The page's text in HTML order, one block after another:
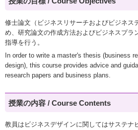
修士論文（ビジネスリサーチおよびビジネス
め、研究論文の作成方法およびビジネスプラ
指導を行う。
In order to write a master's thesis (business
design), this course provides advice and
research papers and business plans.
授業の内容 / Course Contents
教員はビジネスデザインに関してはサステナ